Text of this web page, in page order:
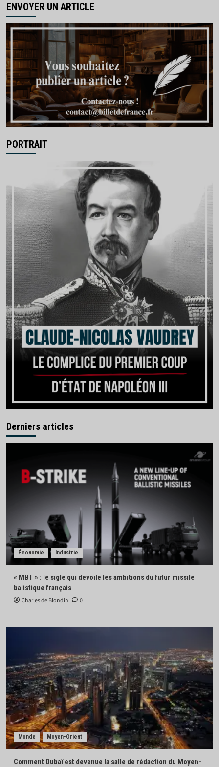
ENVOYER UN ARTICLE
PORTRAIT
Derniers articles
Économie Industrie
« MBT » : le sigle qui dévoile les ambitions du futur missile
balistique français
Charles de Blondin 0
Monde Moyen-Orient
Comment Dubaï est devenue la salle de rédaction du Moyen-